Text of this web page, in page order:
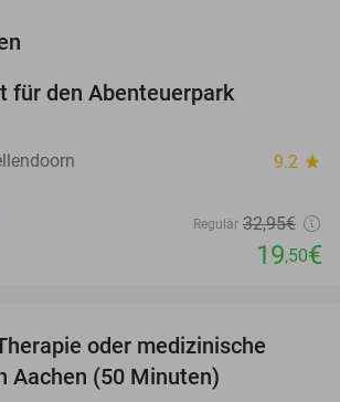
für den Abenteuerpark
9.2 star
Regulär 32,95€
19,50€
oder medizinische
Aachen (50 Minuten)